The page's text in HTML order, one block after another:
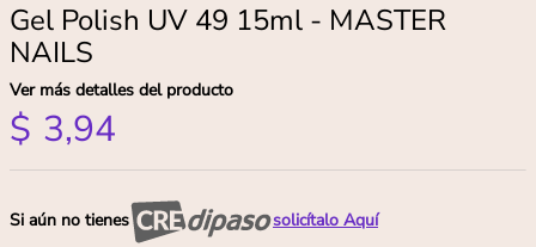
Gel Polish UV 49 15ml - MASTER
NAILS
Ver más detalles del producto
$ 3,94
Si aún no tienes solicítalo Aquí